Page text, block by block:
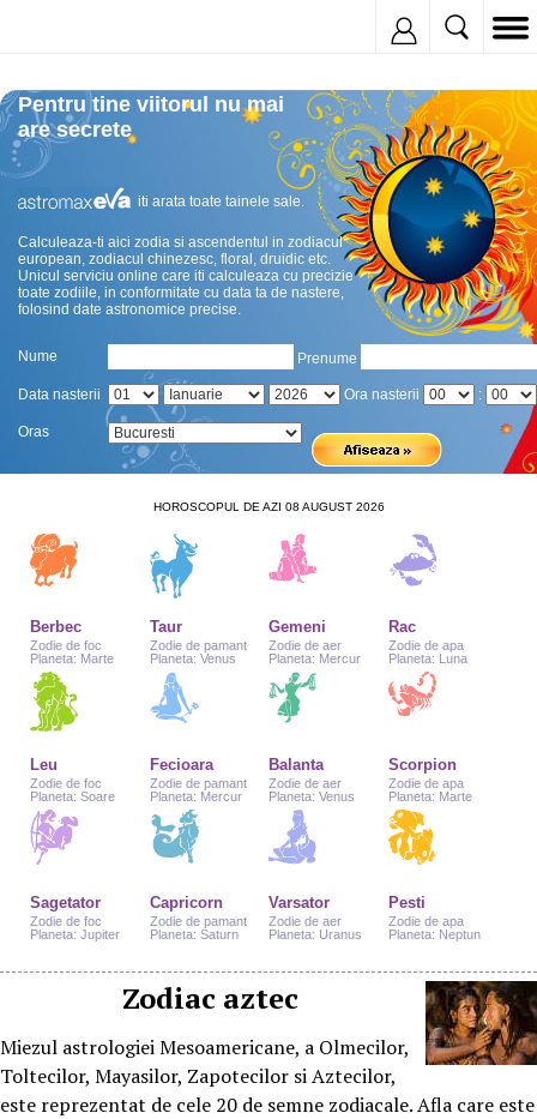
Pentru tine viitorul nu mai
are secrete
iti arata toate tainele sale.
Calculeaza-ti aici zodia si ascendentul in zodiacul
european, zodiacul chinezesc, floral, druidic etc.
Unicul serviciu online care iti calculeaza cu precizie
toate zodiile, in conformitate cu data ta de nastere,
folosind date astronomice precise.
Nume Prenume
Data nasterii Ora nasterii :
Oras
HOROSCOPUL DE AZI 08 AUGUST 2026
Berbec
Zodie de foc
Planeta: Marte
Taur
Zodie de pamant
Planeta: Venus
Gemeni
Zodie de aer
Planeta: Mercur
Rac
Zodie de apa
Planeta: Luna
Leu
Zodie de foc
Planeta: Soare
Fecioara
Zodie de pamant
Planeta: Mercur
Balanta
Zodie de aer
Planeta: Venus
Scorpion
Zodie de apa
Planeta: Marte
Sagetator
Zodie de foc
Planeta: Jupiter
Capricorn
Zodie de pamant
Planeta: Saturn
Varsator
Zodie de aer
Planeta: Uranus
Pesti
Zodie de apa
Planeta: Neptun
Zodiac aztec
Miezul astrologiei Mesoamericane, a Olmecilor,
Toltecilor, Mayasilor, Zapotecilor si Aztecilor,
este reprezentat de cele 20 de semne zodiacale. Afla care este